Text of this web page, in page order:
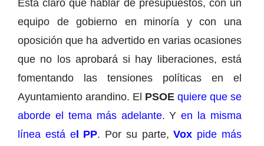
Está claro que hablar de presupuestos, con un
equipo de gobierno en minoría y con una
oposición que ha advertido en varias ocasiones
que no los aprobará si hay liberaciones, está
fomentando las tensiones políticas en el
Ayuntamiento arandino. El PSOE quiere que se
aborde el tema más adelante. Yen la misma
línea está el PP. Por su parte, Vox pide más